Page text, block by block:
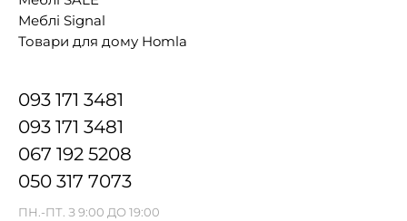
Меблі Signal
Товари для дому Homla
093 171 3481
093 171 3481
067 192 5208
050 317 7073
ПН.-ПТ. З 9:00 ДО 19:00